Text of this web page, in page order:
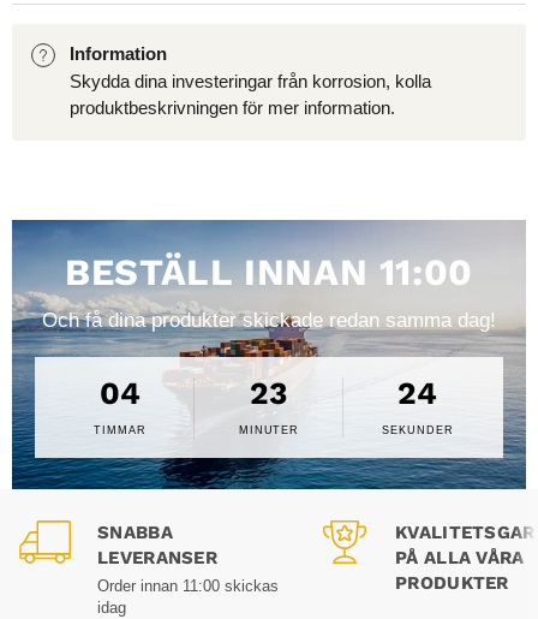
Information
Skydda dina investeringar från korrosion, kolla
produktbeskrivningen för mer information.
BESTÄLL INNAN 11:00
Och få dina produkter skickade redan samma dag!
04
TIMMAR
23
MINUTER
23
SEKUNDER
SNABBA
LEVERANSER
Order innan 11:00 skickas
idag
PÅ ALLA VÅRA
PRODUKTER